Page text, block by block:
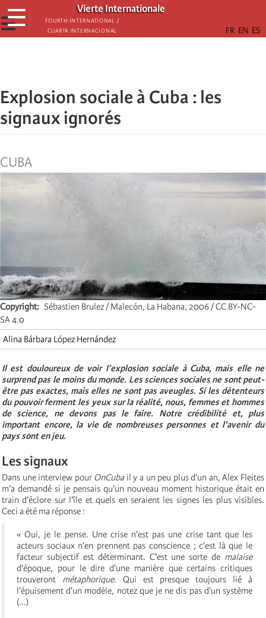
Skip
to
main
Vierte Internationale
Fourth International /
Cuarta Internacional
☰
☰
Explosion sociale à Cuba : les
signaux ignorés
CUBA
Copyright
Sébastien Brulez / Malecón, La Habana, 2006 / CC BY-NC-
SA 4.0
Alina Bárbara López Hernández
Il est douloureux de voir l’explosion sociale à Cuba, mais elle ne
surprend pas le moins du monde. Les sciences sociales ne sont peut-
être pas exactes, mais elles ne sont pas aveugles. Si les détenteurs
du pouvoir ferment les yeux sur la réalité, nous, femmes et hommes
de science, ne devons pas le faire. Notre crédibilité et, plus
important encore, la vie de nombreuses personnes et l'avenir du
pays sont en jeu.
Les signaux
Dans une interview pour OnCubail y a un peu plus d'un an, Alex Fleites
m'a demandé si je pensais qu'un nouveau moment historique était en
train d'éclore sur l'île et quels en seraient les signes les plus visibles.
Ceci a été ma réponse :
« Oui, je le pense. Une crise n'est pas une crise tant que les
acteurs sociaux n'en prennent pas conscience ; c'est là que le
facteur subjectif est déterminant. C'est une sorte de malaise
d'époque, pour le dire d'une manière que certains critiques
trouveront métaphorique. Qui est presque toujours lié à
l'épuisement d'un modèle, notez que je ne dis pas d'un système
(...)